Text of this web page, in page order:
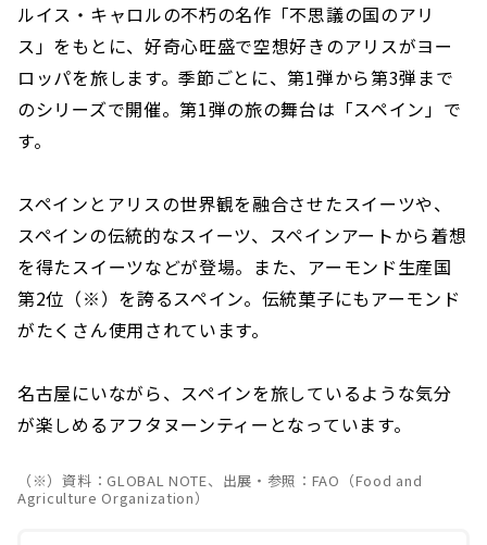
ルイス・キャロルの不朽の名作「不思議の国のアリ
ス」をもとに、好奇心旺盛で空想好きのアリスがヨー
ロッパを旅します。季節ごとに、第1弾から第3弾まで
のシリーズで開催。第1弾の旅の舞台は「スペイン」で
す。
スペインとアリスの世界観を融合させたスイーツや、
スペインの伝統的なスイーツ、スペインアートから着想
を得たスイーツなどが登場。また、アーモンド生産国
第2位（※）を誇るスペイン。伝統菓子にもアーモンド
がたくさん使用されています。
名古屋にいながら、スペインを旅しているような気分
が楽しめるアフタヌーンティーとなっています。
（※）資料：GLOBAL NOTE、出展・参照：FAO（Food and
Agriculture Organization）